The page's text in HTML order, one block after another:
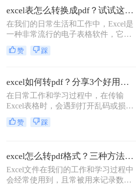
会把Excel怎么输出成一页PDF保存。
那么要怎么将Excel转PDF呢？小编就
把excel转换pdf的操作方法告诉大家。
excel表怎么转换成pdf？试试这三个办法！
​在我们的日常生活和工作中，Excel是
一种非常流行的电子表格软件，它为
我们提供了广泛的表格处理和数据分
析功能。然而，有时候我们需要将
将向您介绍excel表怎么转换成pdf方
法，帮助您将Excel表格转换为PDF格
式。
赞 踩
excel如何转pdf？分享3个好用的方法！
在日常工作和学习过程中，在传输
Excel表格时，会遇到打开乱码或损坏
的问题。这会浪费时间，给别人留下
不好的印象。如果想解决类似的问
选项中，更多的用户会选择后者。那
么，excel如何转pdf呢？接下来分享三
种简单易学的方法，有兴趣的可以看
赞 踩
excel怎么转pdf格式？三种方法可以解决！
Excel文件在我们的工作和学习过程中
会经常使用到，且常被用来记录数据